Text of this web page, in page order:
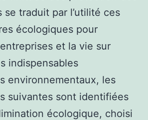
se traduit par l’utilité ces
écologiques pour
et la vie sur
indispensables
environnementaux, les
suivantes sont identifiées
écologique, choisi